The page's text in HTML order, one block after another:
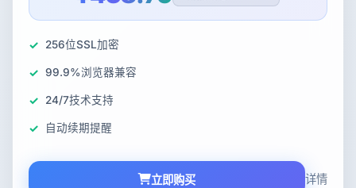
256位SSL加密
99.9%浏览器兼容
24/7技术支持
自动续期提醒
立即购买 详情